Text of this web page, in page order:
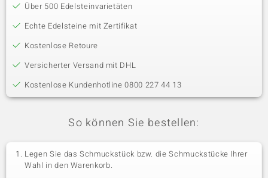
Über 500 Edelsteinvarietäten
Echte Edelsteine mit Zertifikat
Kostenlose Retoure
Versicherter Versand mit DHL
Kostenlose Kundenhotline 0800 227 44 13
So können Sie bestellen:
Legen Sie das Schmuckstück bzw. die Schmuckstücke Ihrer
Wahl in den Warenkorb.